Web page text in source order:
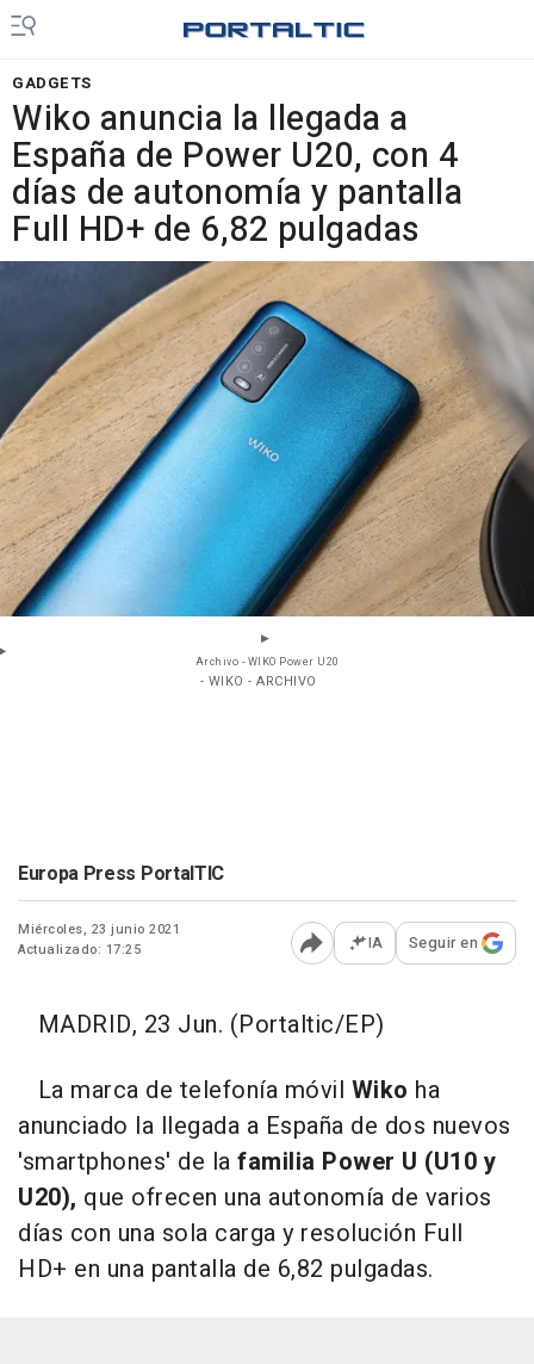
GADGETS
Wiko anuncia la llegada a
España de Power U20, con 4
días de autonomía y pantalla
Full HD+ de 6,82 pulgadas
Archivo - WIKO Power U20
- WIKO - ARCHIVO
Europa Press PortalTIC
Miércoles, 23 junio 2021
Actualizado: 17:25
Abrir opciones para
IA Seguir en
MADRID, 23 Jun. (Portaltic/EP)
La marca de telefonía móvil Wiko ha
anunciado la llegada a España de dos nuevos
'smartphones' de la familia Power U (U10 y
U20), que ofrecen una autonomía de varios
días con una sola carga y resolución Full
HD+ en una pantalla de 6,82 pulgadas.